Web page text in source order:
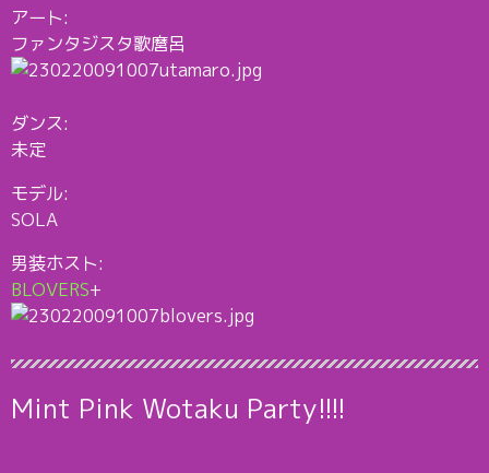
アート:
ファンタジスタ歌麿呂
ダンス:
未定
モデル:
SOLA
男装ホスト:
BLOVERS+
Mint Pink Wotaku Party!!!!